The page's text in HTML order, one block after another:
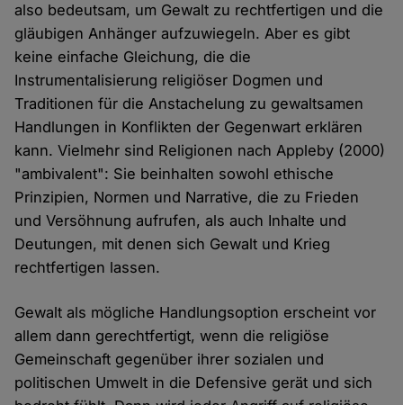
also bedeutsam, um Gewalt zu rechtfertigen und die
gläubigen Anhänger aufzuwiegeln. Aber es gibt
keine einfache Gleichung, die die
Instrumentalisierung religiöser Dogmen und
Traditionen für die Anstachelung zu gewaltsamen
Handlungen in Konflikten der Gegenwart erklären
kann. Vielmehr sind Religionen nach Appleby (2000)
"ambivalent": Sie beinhalten sowohl ethische
Prinzipien, Normen und Narrative, die zu Frieden
und Versöhnung aufrufen, als auch Inhalte und
Deutungen, mit denen sich Gewalt und Krieg
rechtfertigen lassen.
Gewalt als mögliche Handlungsoption erscheint vor
allem dann gerechtfertigt, wenn die religiöse
Gemeinschaft gegenüber ihrer sozialen und
politischen Umwelt in die Defensive gerät und sich